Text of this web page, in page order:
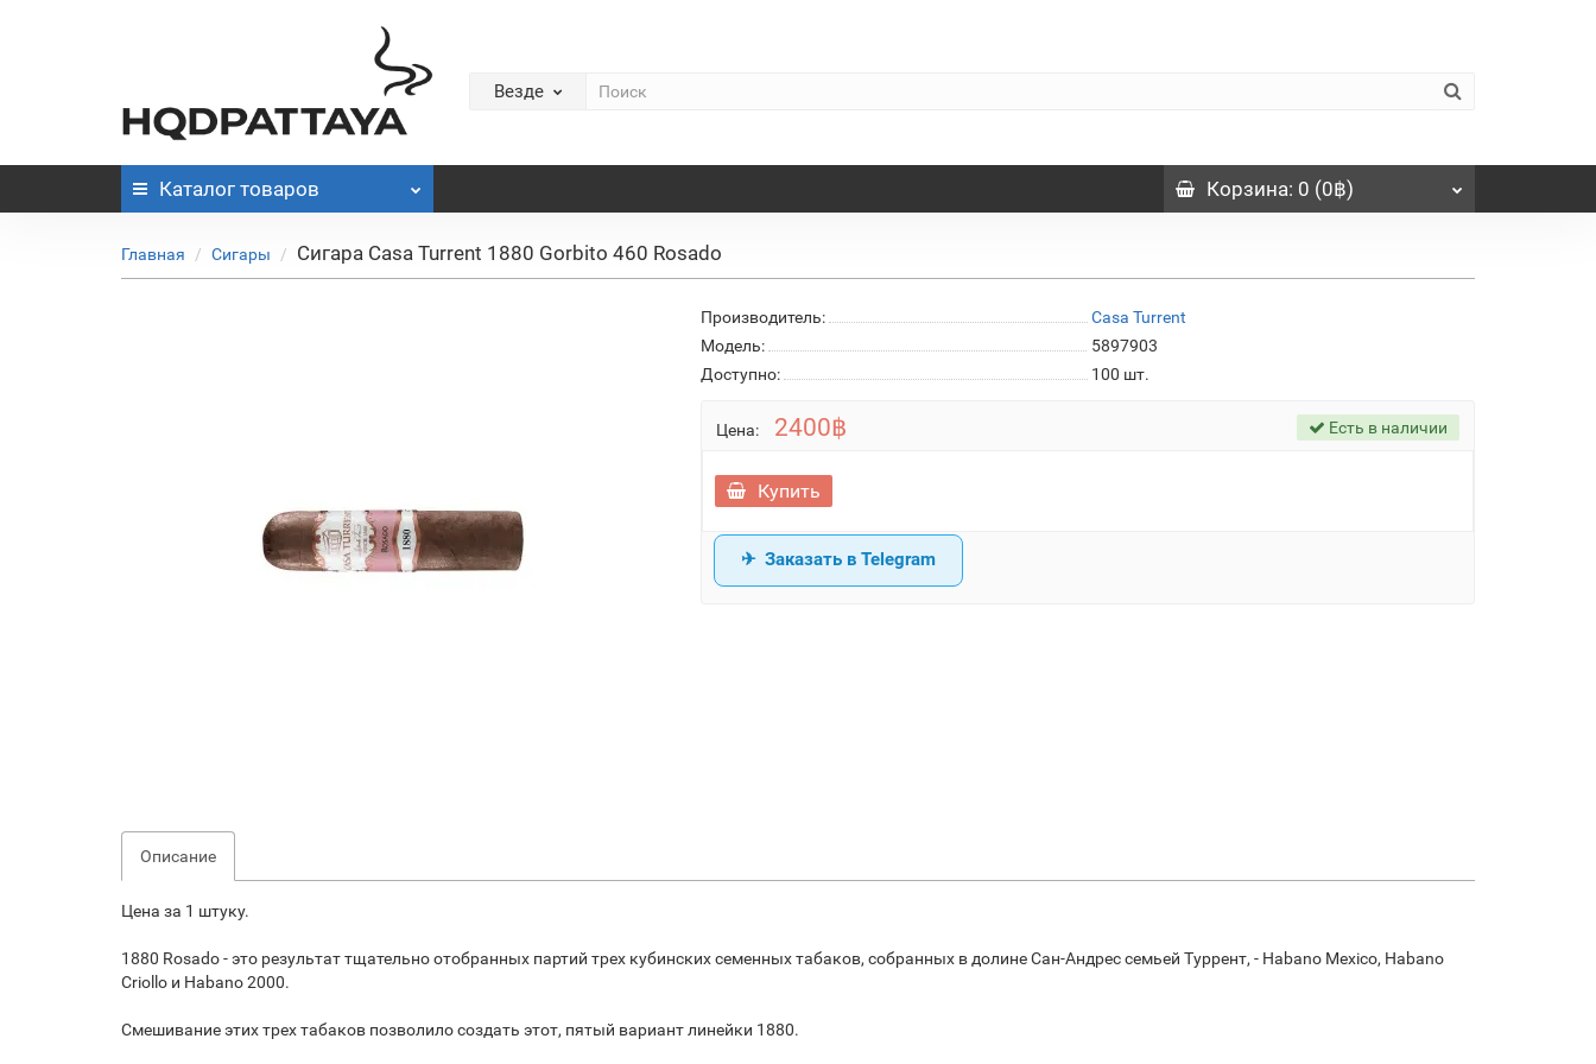
Везде
Каталог товаров Корзина: 0 (0฿)
Главная Сигары Сигара Casa Turrent 1880 Gorbito 460 Rosado
Производитель:
Casa Turrent
Модель:
5897903
Доступно:
100 шт.
Цена: 2400฿ Есть в наличии
Купить
Заказать в Telegram
Описание
Цена за 1 штуку.
1880 Rosado - это результат тщательно отобранных партий трех кубинских семенных табаков, собранных в долине Сан-Андрес семьей Туррент, - Habano Mexico, Habano
Criollo и Habano 2000.
Смешивание этих трех табаков позволило создать этот, пятый вариант линейки 1880.